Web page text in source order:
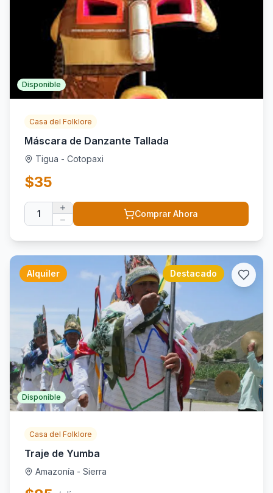
Disponible
Casa del Folklore
Máscara de Danzante Tallada
Tigua - Cotopaxi
$35
1 Comprar Ahora
Alquiler Destacado
Disponible
Casa del Folklore
Traje de Yumba
Amazonía - Sierra